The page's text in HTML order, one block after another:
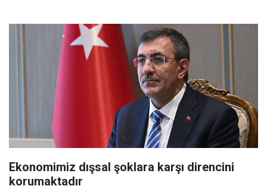
Ekonomimiz dışsal şoklara karşı direncini
korumaktadır